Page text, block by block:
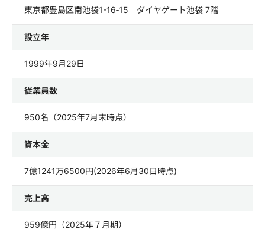
東京都豊島区南池袋1-16‐15 ダイヤゲート池袋 7階
設立年
1999年9月29日
従業員数
950名（2025年7月末時点）
資本金
7億1241万6500円(2026年6月30日時点)
売上高
959億円（2025年７月期）